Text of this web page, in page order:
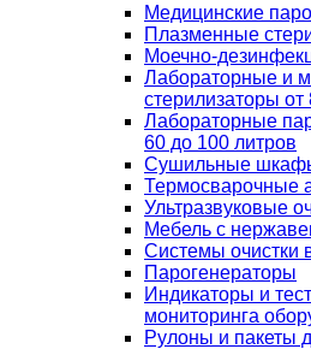
Медицинские
Плазменные
Моечно-
Лабораторные и
стерилизаторы от
Лабораторные
60 до 100 литров
Сушильные
Термосварочные
Ультразвуковые
Мебель с
Системы очистки
Парогенераторы
Индикаторы и
мониторинга
Рулоны и пакеты